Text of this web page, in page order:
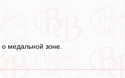
медальной зоне.